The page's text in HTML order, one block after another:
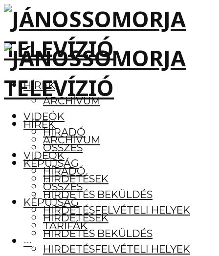
HÍREK
ARCHÍVUM
VIDEÓK
HÍRADÓ
ÖSSZES
KÉPÚJSÁG
HIRDETÉSEK
HIRDETÉS BEKÜLDÉS
HIRDETÉSFELVÉTELI HELYEK
TARIFÁK
···
HÍREK
ARCHÍVUM
VIDEÓK
HÍRADÓ
ÖSSZES
KÉPÚJSÁG
HIRDETÉSEK
HIRDETÉS BEKÜLDÉS
HIRDETÉSFELVÉTELI HELYEK